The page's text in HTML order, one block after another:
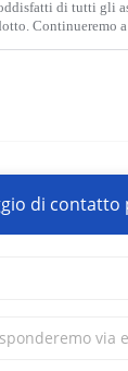
di tutti gli
Continueremo
di contatto